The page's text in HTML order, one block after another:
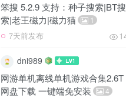
笨搜 5.2.9 支持：种子搜索|BT
索|老王磁力|磁力猫
1
7天前发布
dni989
网游单机离线单机游戏合集
网盘下载 一键端免安装
4